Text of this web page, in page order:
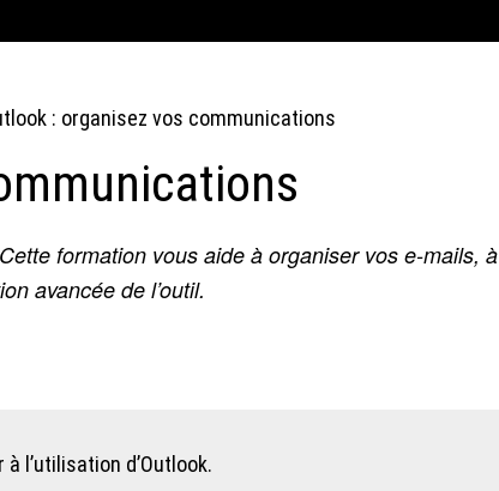
: organisez vos communications
formation vous aide à organiser vos e-mails, à
avancée de l’outil.
l’utilisation d’Outlook.